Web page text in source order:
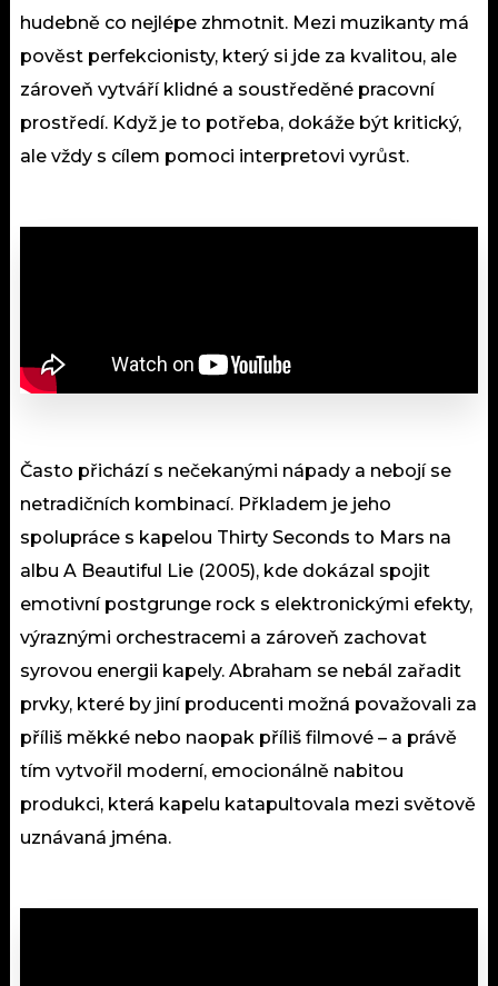
hudebně co nejlépe zhmotnit. Mezi muzikanty má
pověst perfekcionisty, který si jde za kvalitou, ale
zároveň vytváří klidné a soustředěné pracovní
prostředí. Když je to potřeba, dokáže být kritický,
ale vždy s cílem pomoci interpretovi vyrůst.
Často přichází s nečekanými nápady a nebojí se
netradičních kombinací. Přkladem je jeho
spolupráce s kapelou Thirty Seconds to Mars na
albu A Beautiful Lie (2005), kde dokázal spojit
emotivní postgrunge rock s elektronickými efekty,
výraznými orchestrace­mi a zároveň zachovat
syrovou energii kapely. Abraham se nebál zařadit
prvky, které by jiní producenti možná považovali za
příliš měkké nebo naopak příliš filmové – a právě
tím vytvořil moderní, emocionálně nabitou
produkci, která kapelu katapultovala mezi světově
uznávaná jména.